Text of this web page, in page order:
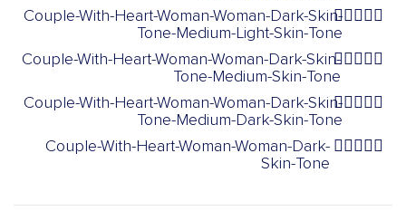
👩🏿‍❤️‍👩🏼
Couple-With-Heart-Woman-Woman-Dark-Skin-
Tone-Medium-Light-Skin-Tone
👩🏿‍❤️‍👩🏽
Couple-With-Heart-Woman-Woman-Dark-Skin-
Tone-Medium-Skin-Tone
👩🏿‍❤️‍👩🏾
Couple-With-Heart-Woman-Woman-Dark-Skin-
Tone-Medium-Dark-Skin-Tone
👩🏿‍❤️‍👩🏿
Couple-With-Heart-Woman-Woman-Dark-
Skin-Tone